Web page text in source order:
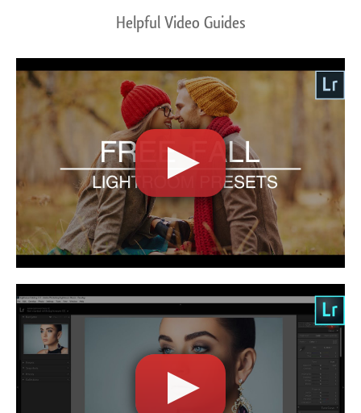
Helpful Video Guides